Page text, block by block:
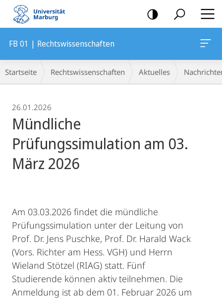
Mobile-
Navigation
FB 01 | Rechtswissenschaften
Breadcrumb-
Navigation
Startseite Rechtswissenschaften Aktuelles
26.01.2026
Mündliche
Prüfungssimulation am 03.
März 2026
Am 03.03.2026 findet die mündliche
Prüfungssimulation unter der Leitung von
Prof. Dr. Jens Puschke, Prof. Dr. Harald Wack
(Vors. Richter am Hess. VGH) und Herrn
Wieland Stötzel (RIAG) statt. Fünf
Studierende können aktiv teilnehmen. Die
Anmeldung ist ab dem 01. Februar 2026 um